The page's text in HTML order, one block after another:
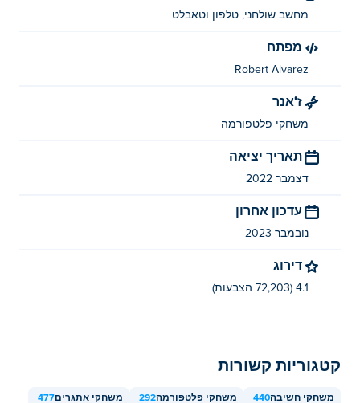
מחשב שולחני, טלפון וטאבלט
מפתח
Robert Alvarez
ז'אנר
משחקי פלטפורמה
תאריך יציאה
דצמבר 2022
עדכון אחרון
נובמבר 2023
דירוג
4.1 (72,203 הצבעות)
קטגוריות קשורות
משחקי חשיבה440 משחקי פלטפורמה292 משחקי אתגרים477